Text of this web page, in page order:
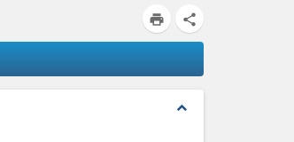
print share
expand_less